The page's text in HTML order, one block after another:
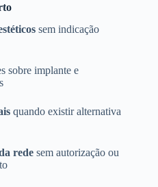
sem indicação
sobre implante e
quando existir alternativa
rede sem autorização ou